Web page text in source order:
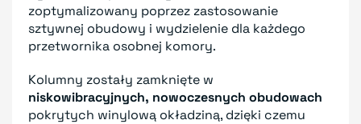
zoptymalizowany poprzez zastosowanie
sztywnej obudowy i wydzielenie dla każdego
przetwornika osobnej komory.
Kolumny zostały zamknięte w
niskowibracyjnych, nowoczesnych obudowach
pokrytych winylową okładziną, dzięki czemu